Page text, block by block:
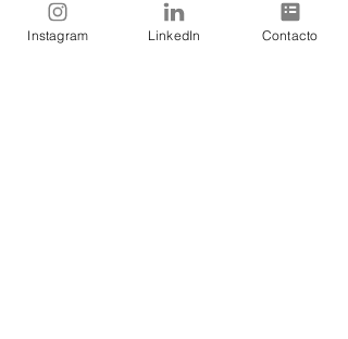
Psicomienzo
Instagram LinkedIn Contacto